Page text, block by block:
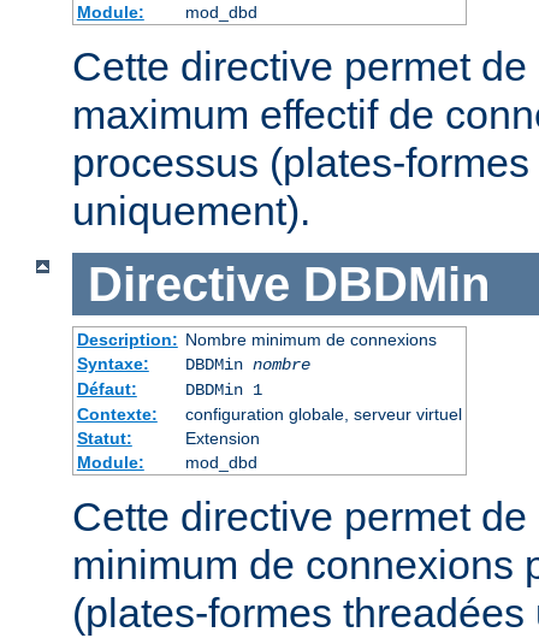
Module:
mod_dbd
Cette directive permet
maximum effectif de
processus (plates-
uniquement).
Directive DBDMin
Description: Nombre minimum de connexions
Syntaxe:
DBDMin nombre
Défaut:
DBDMin 1
Contexte:
configuration globale, serveur virtuel
Statut:
Extension
Module:
mod_dbd
Cette directive permet
minimum de connexions
(plates-formes